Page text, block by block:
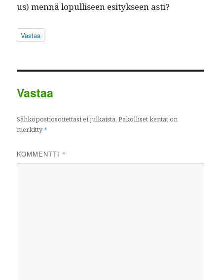
us) men­nä lop­ulliseen esi­tyk­seen asti?
Vastaa
Vastaa
Sähköpostiosoitettasi ei julkaista. Pakolliset kentät on
merkitty*
KOMMENTTI *